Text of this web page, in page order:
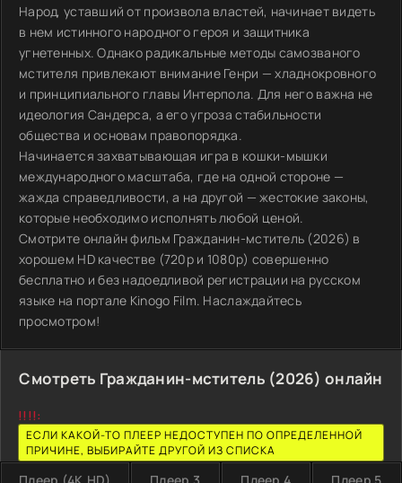
Народ, уставший от произвола властей, начинает видеть
в нем истинного народного героя и защитника
угнетенных. Однако радикальные методы самозваного
мстителя привлекают внимание Генри — хладнокровного
и принципиального главы Интерпола. Для него важна не
идеология Сандерса, а его угроза стабильности
общества и основам правопорядка.
Начинается захватывающая игра в кошки-мышки
международного масштаба, где на одной стороне —
жажда справедливости, а на другой — жестокие законы,
которые необходимо исполнять любой ценой.
Смотрите онлайн фильм Гражданин-мститель (2026) в
хорошем HD качестве (720p и 1080p) совершенно
бесплатно и без надоедливой регистрации на русском
языке на портале Kinogo Film. Наслаждайтесь
просмотром!
Смотреть Гражданин-мститель (2026) онлайн
!!!!:
ЕСЛИ КАКОЙ-ТО ПЛЕЕР НЕДОСТУПЕН ПО ОПРЕДЕЛЕННОЙ
ПРИЧИНЕ, ВЫБИРАЙТЕ ДРУГОЙ ИЗ СПИСКА